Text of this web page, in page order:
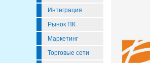
Интеграция
Рынок ПК
Маркетинг
Торговые сети